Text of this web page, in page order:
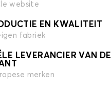
website
EN KWALITEIT
fabriek
LEVERANCIER VAN DE
merken